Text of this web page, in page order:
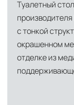
условиях.
доставки и
Глобальная
Туалетный
с тонкой
окрашенном
отделке из